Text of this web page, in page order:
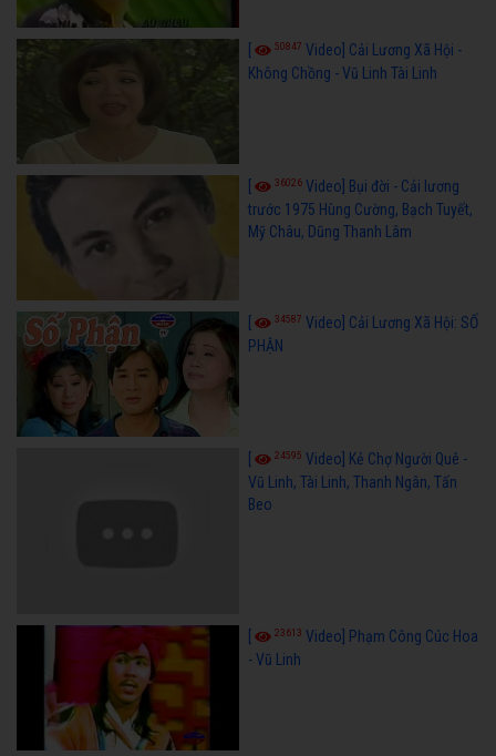
50847 Video] Cải Lương Xã Hội -
Không Chồng - Vũ Linh Tài Linh
36026 Video] Bụi đời - Cải lương
trước 1975 Hùng Cường, Bạch Tuyết,
Mỹ Châu, Dũng Thanh Lâm
34587 Video] Cải Lương Xã Hội: SỐ
PHẬN
24595 Video] Kẻ Chợ Người Quê -
Vũ Linh, Tài Linh, Thanh Ngân, Tấn
Beo
23613 Video] Phạm Công Cúc Hoa
- Vũ Linh